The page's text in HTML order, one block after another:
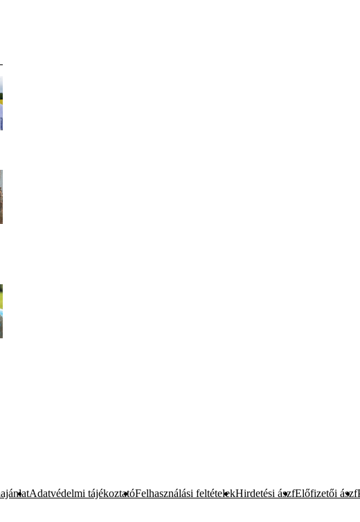
Adatvédelmi tájékoztatóFelhasználási feltételekHirdetési ászfElőfizetői ászf